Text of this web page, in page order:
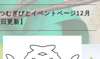
むぎびとイベントページ12月
更新】